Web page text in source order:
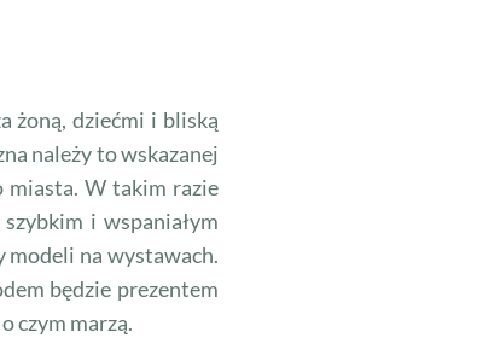
żoną, dziećmi i bliską
należy to wskazanej
miasta. W takim razie
i wspaniałym
modeli na wystawach.
będzie prezentem
czym marzą.